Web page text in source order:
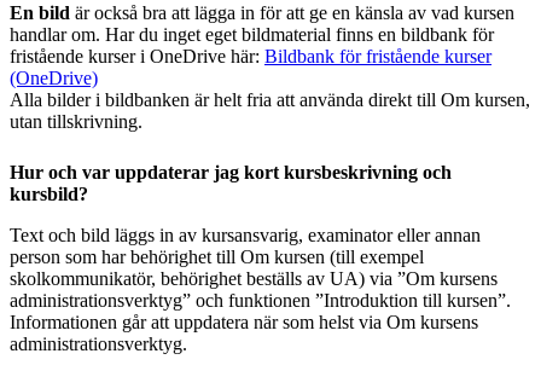
En bild är också bra att lägga in för att ge en känsla av vad kursen
handlar om. Har du inget eget bildmaterial finns en bildbank för
fristående kurser i OneDrive här: Bildbank för fristående kurser
(OneDrive)
Alla bilder i bildbanken är helt fria att använda direkt till Om kursen,
utan tillskrivning.
Hur och var uppdaterar jag kort kursbeskrivning och
kursbild?
Text och bild läggs in av kursansvarig, examinator eller annan
person som har behörighet till Om kursen (till exempel
skolkommunikatör, behörighet beställs av UA) via ”Om kursens
administrationsverktyg” och funktionen ”Introduktion till kursen”.
Informationen går att uppdatera när som helst via Om kursens
administrationsverktyg.